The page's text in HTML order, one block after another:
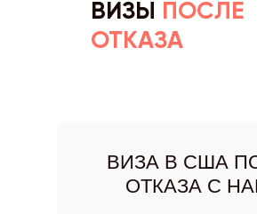
ВИЗЫ ПОСЛЕ
ОТКАЗА
ВИЗА В США
ОТКАЗА С